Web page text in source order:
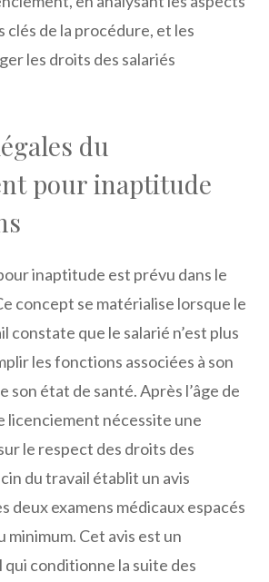
clés de la procédure, et les
les droits des salariés
du
pour inaptitude
inaptitude est prévu dans le
concept se matérialise lorsque le
constate que le salarié n’est plus
les fonctions associées à son
son état de santé. Après l’âge de
licenciement nécessite une
le respect des droits des
du travail établit un avis
deux examens médicaux espacés
minimum. Cet avis est un
conditionne la suite des